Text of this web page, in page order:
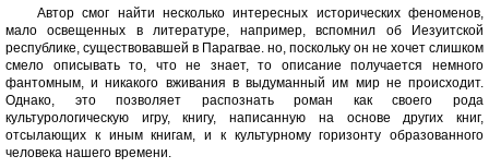
Автор смог найти несколько интересных исторических феноменов,
мало освещенных в литературе, например, вспомнил об Иезуитской
республике, существовавшей в Парагвае. но, поскольку он не хочет слишком
смело описывать то, что не знает, то описание получается немного
фантомным, и никакого вживания в выдуманный им мир не происходит.
Однако, это позволяет распознать роман как своего рода
культурологическую игру, книгу, написанную на основе других книг,
отсылающих к иным книгам, и к культурному горизонту образованного
человека нашего времени.